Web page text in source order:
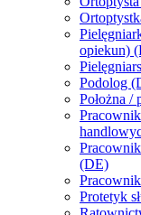
opiekun)
Podolog
Położna /
(DE)
Protetyk